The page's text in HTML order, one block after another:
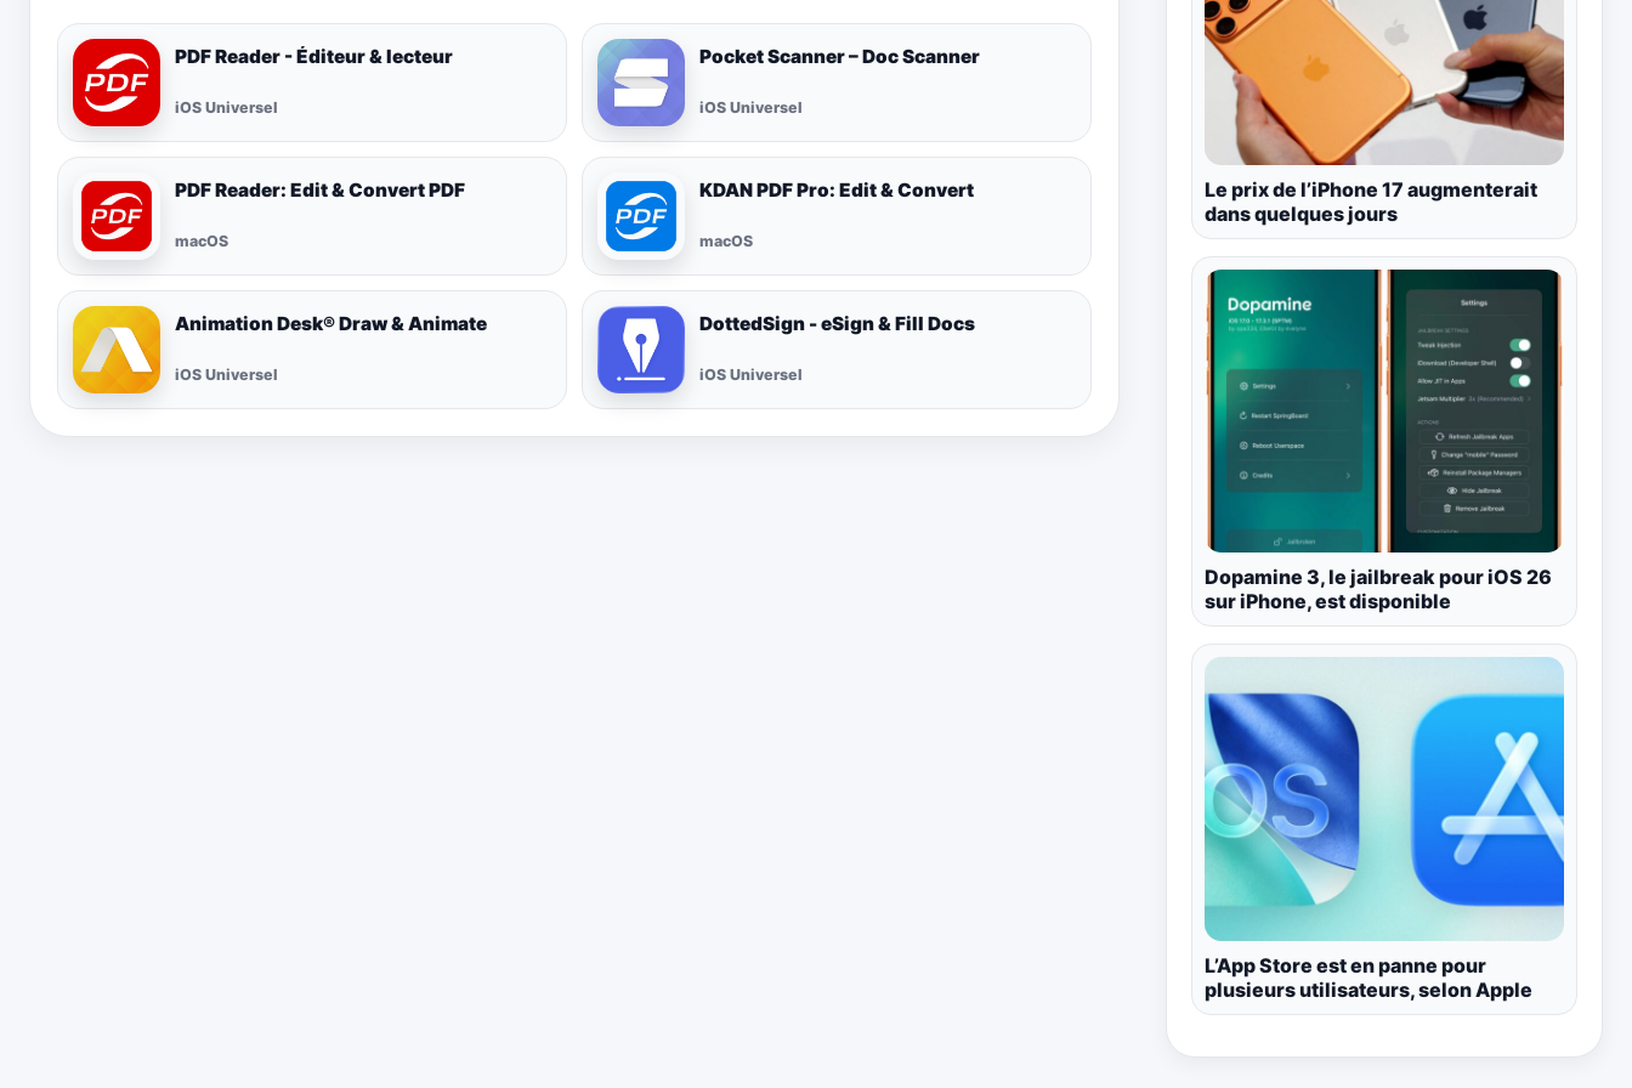
PDF Reader - Éditeur & lecteur
iOS Universel
Pocket Scanner – Doc Scanner
iOS Universel
PDF Reader: Edit & Convert PDF
macOS
KDAN PDF Pro: Edit & Convert
macOS
Animation Desk® Draw & Animate
iOS Universel
DottedSign - eSign & Fill Docs
iOS Universel
Le prix de l’iPhone 17 augmenterait
dans quelques jours
Dopamine 3, le jailbreak pour iOS 26
sur iPhone, est disponible
L’App Store est en panne pour
plusieurs utilisateurs, selon Apple